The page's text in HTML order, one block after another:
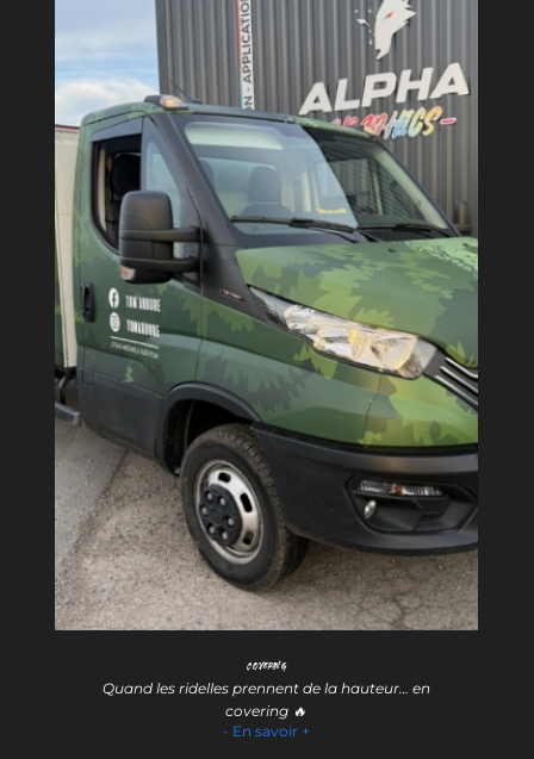
Covering
Quand les ridelles prennent de la hauteur… en
covering 🔥
- En savoir +